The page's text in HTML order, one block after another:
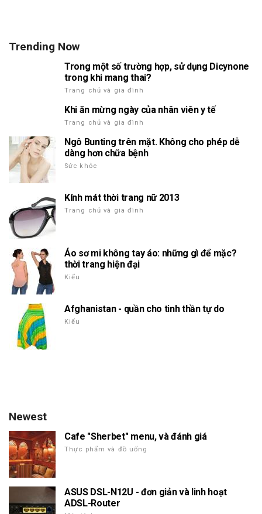
Trending Now
Trong một số trường hợp, sử dụng Dicynone
trong khi mang thai?
Trang chủ và gia đình
Khi ăn mừng ngày của nhân viên y tế
Trang chủ và gia đình
Ngô Bunting trên mặt. Không cho phép dễ
dàng hơn chữa bệnh
Sức khỏe
Kính mát thời trang nữ 2013
Trang chủ và gia đình
Áo sơ mi không tay áo: những gì để mặc?
thời trang hiện đại
Kiểu
Afghanistan - quần cho tinh thần tự do
Kiểu
Newest
Cafe "Sherbet" menu, và đánh giá
Thực phẩm và đồ uống
ASUS DSL-N12U - đơn giản và linh hoạt
ADSL-Router